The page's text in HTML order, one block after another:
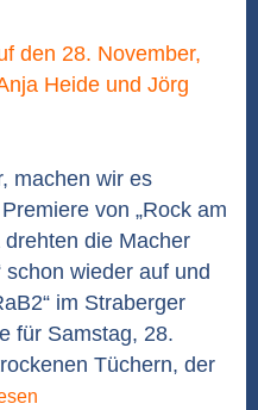
machen wir es
von „Rock am
drehten die Macher
schon wieder auf und
im Straberger
für Samstag, 28.
Tüchern, der